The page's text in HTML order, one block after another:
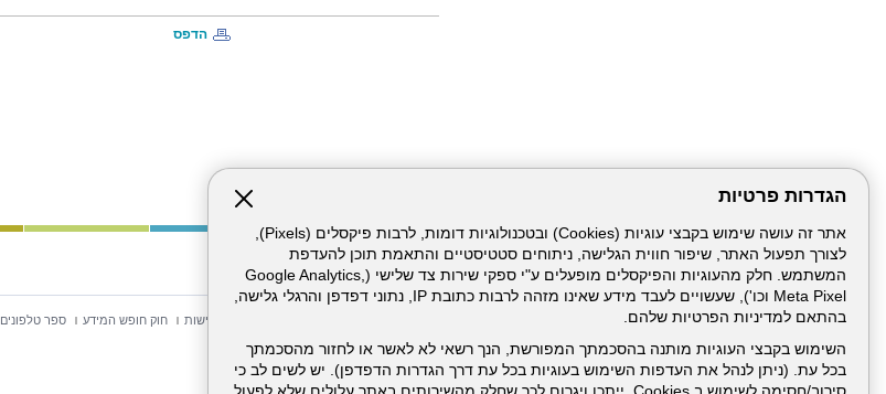
הגדרות פרטיות
אתר זה עושה שימוש בקבצי עוגיות (Cookies) ובטכנולוגיות דומות, לרבות פיקסלים (Pixels),
לצורך תפעול האתר, שיפור חווית הגלישה, ניתוחים סטטיסטיים והתאמת תוכן להעדפת
המשתמש. חלק מהעוגיות והפיקסלים מופעלים ע"י ספקי שירות צד שלישי (Google Analytics,
Meta Pixel וכו'), שעשויים לעבד מידע שאינו מזהה לרבות כתובת IP, נתוני דפדפן והרגלי גלישה,
בהתאם למדיניות הפרטיות שלהם.
השימוש בקבצי העוגיות מותנה בהסכמתך המפורשת, הנך רשאי לא לאשר או לחזור מהסכמתך
בכל עת. (ניתן לנהל את העדפות השימוש בעוגיות בכל עת דרך הגדרות הדפדפן). יש לשים לב כי
הדפס
דרונט
דיגיטל
-
אתרי
וורדפרס,
בניית
הצהרת נגישות חוק חופש המידע ספר טלפונים
ניהול תכנים: